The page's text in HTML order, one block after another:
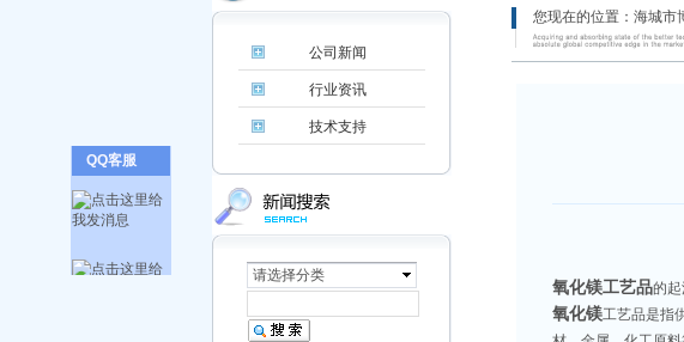
公司新闻
行业资讯
技术支持
请选择分类
您现在的位置： 海城市
氧化镁工艺品的起
氧化镁工艺品是指
QQ客服